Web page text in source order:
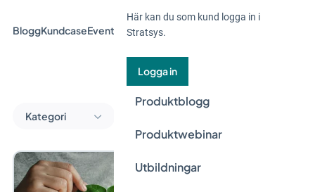
Här kan du som kund logga in i
Stratsys.
Logga in
Produktblogg
Produktwebinar
Utbildningar
BloggKundcaseEvent & Webinar
Kategori